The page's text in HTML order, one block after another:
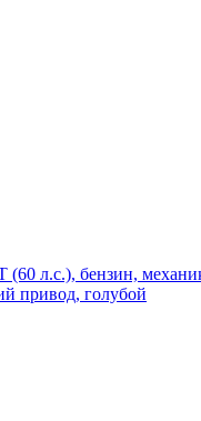
л.с.), бензин,
привод, голубой